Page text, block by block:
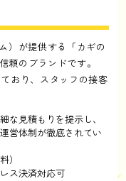
）が提供する「カギの
頼のブランドです。
おり、スタッフの接客
な見積もりを提示し、
営体制が徹底されてい
）
ス決済対応可